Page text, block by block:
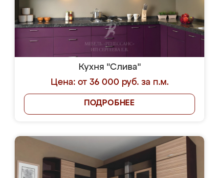
Кухня "Слива"
Цена: от 36 000 руб. за п.м.
ПОДРОБНЕЕ